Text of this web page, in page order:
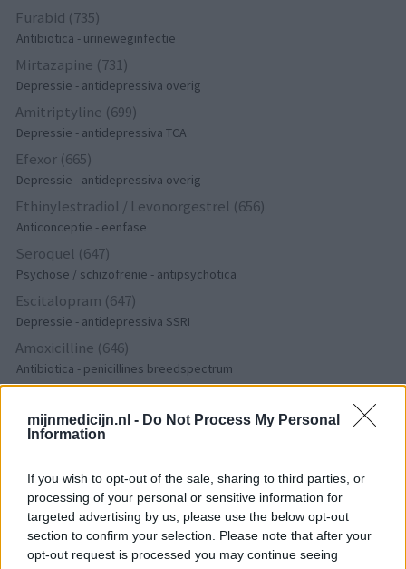
mijnmedicijn.nl - Do Not Process My Personal
Information
If you wish to opt-out of the sale, sharing to third parties, or
processing of your personal or sensitive information for
targeted advertising by us, please use the below opt-out
section to confirm your selection. Please note that after your
opt-out request is processed you may continue seeing
Furabid (735)
Antibiotica - urineweginfectie
Mirtazapine (731)
Depressie - antidepressiva overig
Amitriptyline (699)
Depressie - antidepressiva TCA
Efexor (665)
Depressie - antidepressiva overig
Ethinylestradiol / Levonorgestrel (656)
Anticonceptie - eenfase
Seroquel (647)
Psychose / schizofrenie - antipsychotica
Escitalopram (647)
Depressie - antidepressiva SSRI
Amoxicilline (646)
Antibiotica - penicillines breedspectrum
Verslavingsziekten
Metformine (620)
Implanon (hormoonimplantaat) (584)
Anticonceptie - overig
Lexapro (509)
Depressie - antidepressiva SSRI